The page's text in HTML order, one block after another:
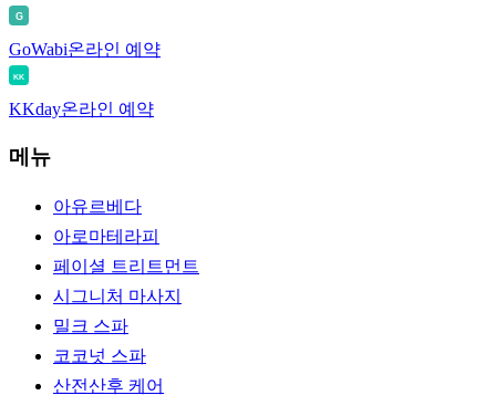
G
GoWabi온라인 예약
KK
KKday온라인 예약
메뉴
아유르베다
아로마테라피
페이셜 트리트먼트
시그니처 마사지
밀크 스파
코코넛 스파
산전산후 케어